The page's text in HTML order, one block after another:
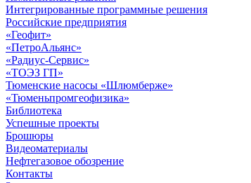
Интегрированные программные решения
Российские предприятия
«Геофит»
«ПетроАльянс»
«Радиус-Сервис»
«ТОЭЗ ГП»
Тюменские насосы «Шлюмберже»
«Тюменьпромгеофизика»
Библиотека
Успешные проекты
Брошюры
Видеоматериалы
Нефтегазовое обозрение
Контакты